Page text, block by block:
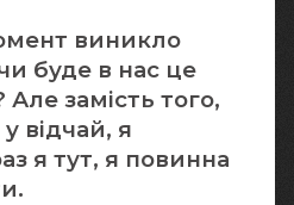
виникло
буде в нас це
замість того,
відчай, я
я тут, я повинна